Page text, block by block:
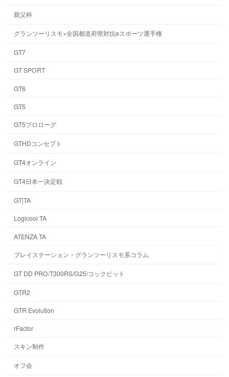
親父杯
グランツーリスモ×全国都道府県対抗eスポーツ選手権
GT7
GT SPORT
GT6
GT5
GT5プロローグ
GTHDコンセプト
GT4オンライン
GT4日本一決定戦
GT|TA
Logicool TA
ATENZA TA
プレイステーション・グランツーリスモ系コラム
GT DD PRO/T300RS/G25/コックピット
GTR2
GTR Evolution
rFactor
スキン制作
オフ会